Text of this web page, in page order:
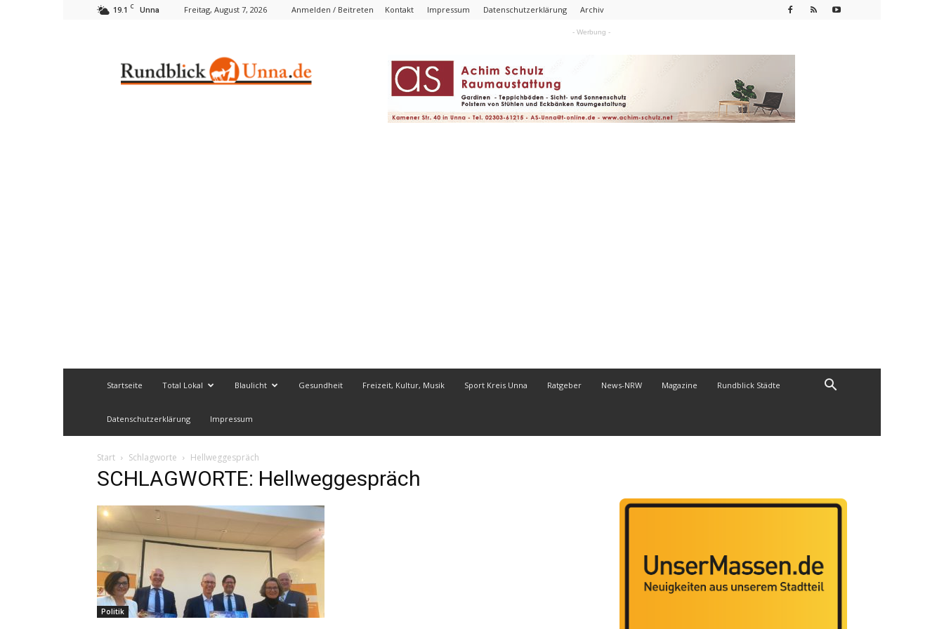
19.1 C Unna Freitag, August 7, 2026 Anmelden / Beitreten Kontakt Impressum Datenschutzerklärung Archiv
- Werbung -
Startseite Total Lokal Blaulicht Gesundheit Freizeit, Kultur, Musik Sport Kreis Unna Ratgeber News-NRW Magazine Rundblick Städte
Datenschutzerklärung Impressum
Start Schlagworte Hellweggespräch
SCHLAGWORTE: Hellweggespräch
Politik